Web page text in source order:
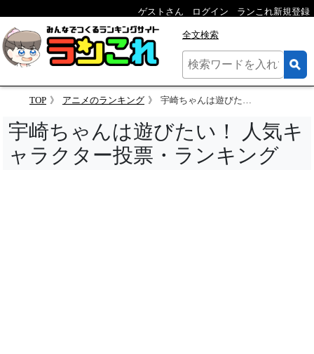
ゲストさん ログイン ランこれ新規登録
全文検索
TOP アニメのランキング 宇崎ちゃんは遊びたい！ 人気キャラクター投票
宇崎ちゃんは遊びたい！ 人気キ
ャラクター投票・ランキング